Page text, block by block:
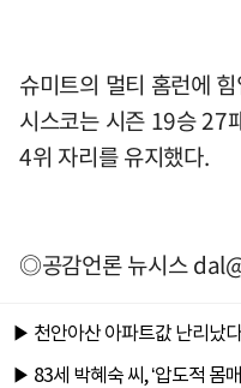
슈미트의 멀티 홈런에
시스코는 시즌 19승 27
4위 자리를 유지했다.
◎공감언론 뉴시스